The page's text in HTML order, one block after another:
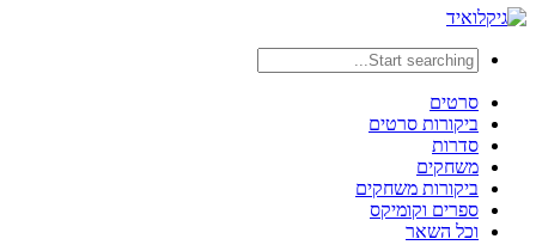
סרטים
ביקורות סרטים
סדרות
משחקים
ביקורות משחקים
ספרים וקומיקס
וכל השאר